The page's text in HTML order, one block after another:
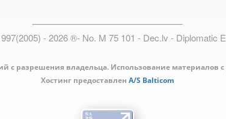
-2026®- No. M 75 101 - Dec.lv - Diplomatic
с разрешения владельца. Использование материалов
Хостинг предоставлен A/S Balticom